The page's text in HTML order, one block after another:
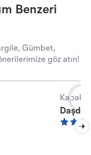
Benzeri
Gümbet,
göz atın!
Kapalı •